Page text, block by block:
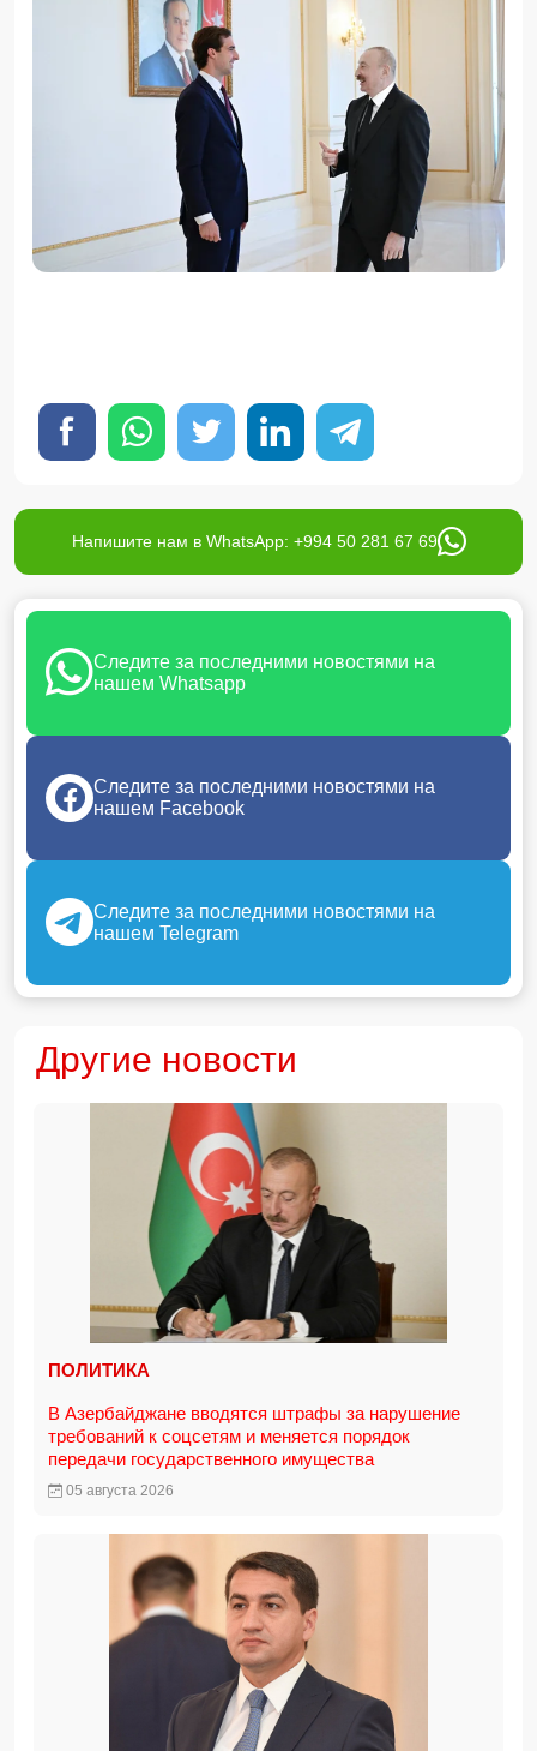
Напишите нам в WhatsApp: +994 50 281 67 69
Следите за последними новостями на
нашем Whatsapp
Следите за последними новостями на
нашем Facebook
Следите за последними новостями на
нашем Telegram
Другие новости
ПОЛИТИКА
В Азербайджане вводятся штрафы за нарушение
требований к соцсетям и меняется порядок
передачи государственного имущества
05 августа 2026